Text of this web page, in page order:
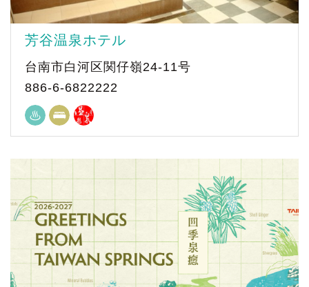
芳谷温泉ホテル
台南市白河区関仔嶺24-11号
886-6-6822222